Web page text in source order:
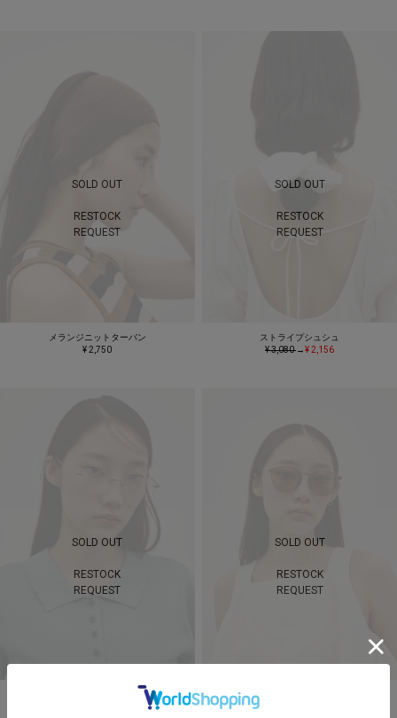
SOLD OUT
RESTOCK
REQUEST
メランジニットターバン
¥ 2,750
SOLD OUT
RESTOCK
REQUEST
ストライプシュシュ
¥ 3,080→¥ 2,156
SOLD OUT
RESTOCK
REQUEST
【noeyedia】リムレススクエアアイウエア
SOLD OUT
RESTOCK
REQUEST
【noeyedia】セルフレームアイウエア